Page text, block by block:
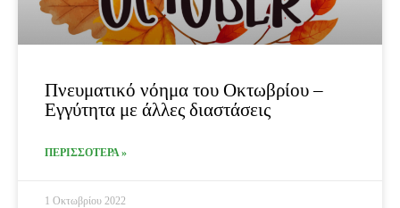
Πνευματικό νόημα του Οκτωβρίου –
Εγγύτητα με άλλες διαστάσεις
ΠΕΡΙΣΣΟΤΕΡΑ »
1 Οκτωβρίου 2022